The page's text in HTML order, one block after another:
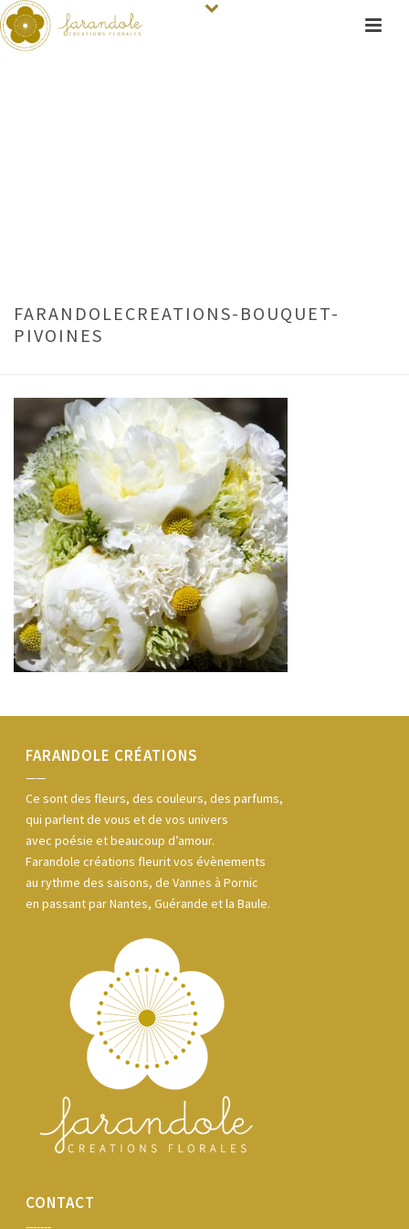
FARANDOLECREATIONS-BOUQUET-
PIVOINES
FARANDOLE CRÉATIONS
——
Ce sont des fleurs, des couleurs, des parfums,
qui parlent de vous et de vos univers
avec poésie et beaucoup d’amour.
Farandole créations fleurit vos évènements
au rythme des saisons, de Vannes à Pornic
en passant par Nantes, Guérande et la Baule.
CONTACT